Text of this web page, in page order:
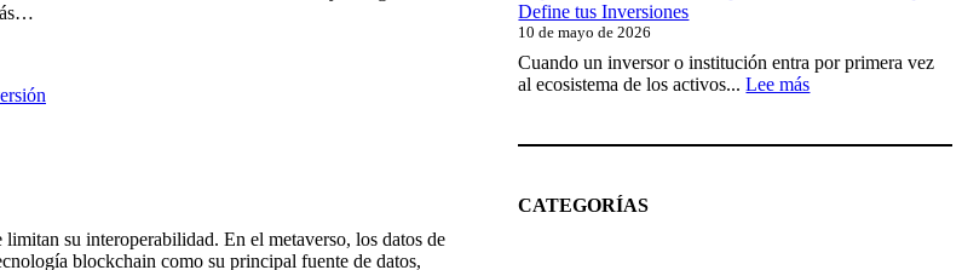
su interoperabilidad. En el metaverso, los datos de
blockchain como su principal fuente de datos,
vs
análisis
técnico
en
completa
Define tus Inversiones
10 de mayo de 2026
Cuando un inversor o institución entra por primera vez
al ecosistema de los activos...Lee más:
el
CATEGORÍAS